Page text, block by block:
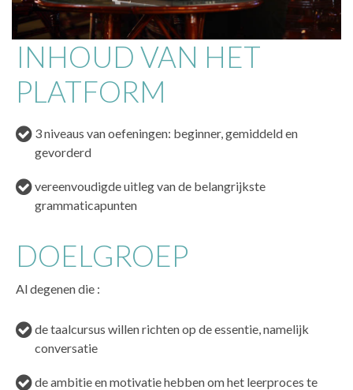
INHOUD VAN HET
PLATFORM
3 niveaus van oefeningen: beginner, gemiddeld en
gevorderd
vereenvoudigde uitleg van de belangrijkste
grammaticapunten
DOELGROEP
Al degenen die :
de taalcursus willen richten op de essentie, namelijk
conversatie
de ambitie en motivatie hebben om het leerproces te